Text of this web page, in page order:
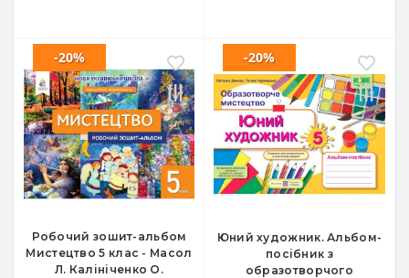
Робочий зошит-альбом
Мистецтво 5 клас - Масол
Л. Калініченко О.
-20%
Юний художник. Альбом-
посібник з
образотворчого
-20%